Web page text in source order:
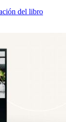
del libro